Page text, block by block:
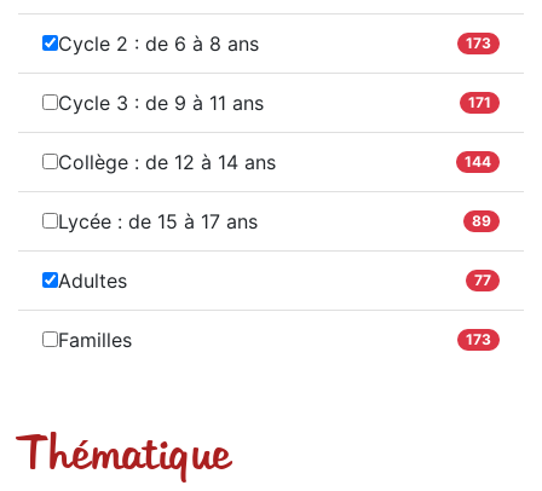
Cycle 2 : de 6 à 8 ans 173
Cycle 3 : de 9 à 11 ans 171
Collège : de 12 à 14 ans 144
Lycée : de 15 à 17 ans 89
Adultes 77
Familles 173
Thématique